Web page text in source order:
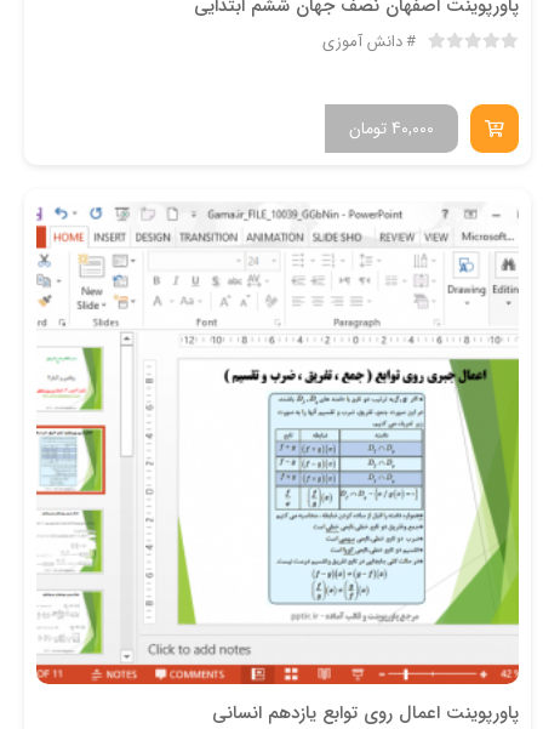
دانش آموزی
تومان40,000
پاورپوینت اعمال روی توابع یازدهم انسانی